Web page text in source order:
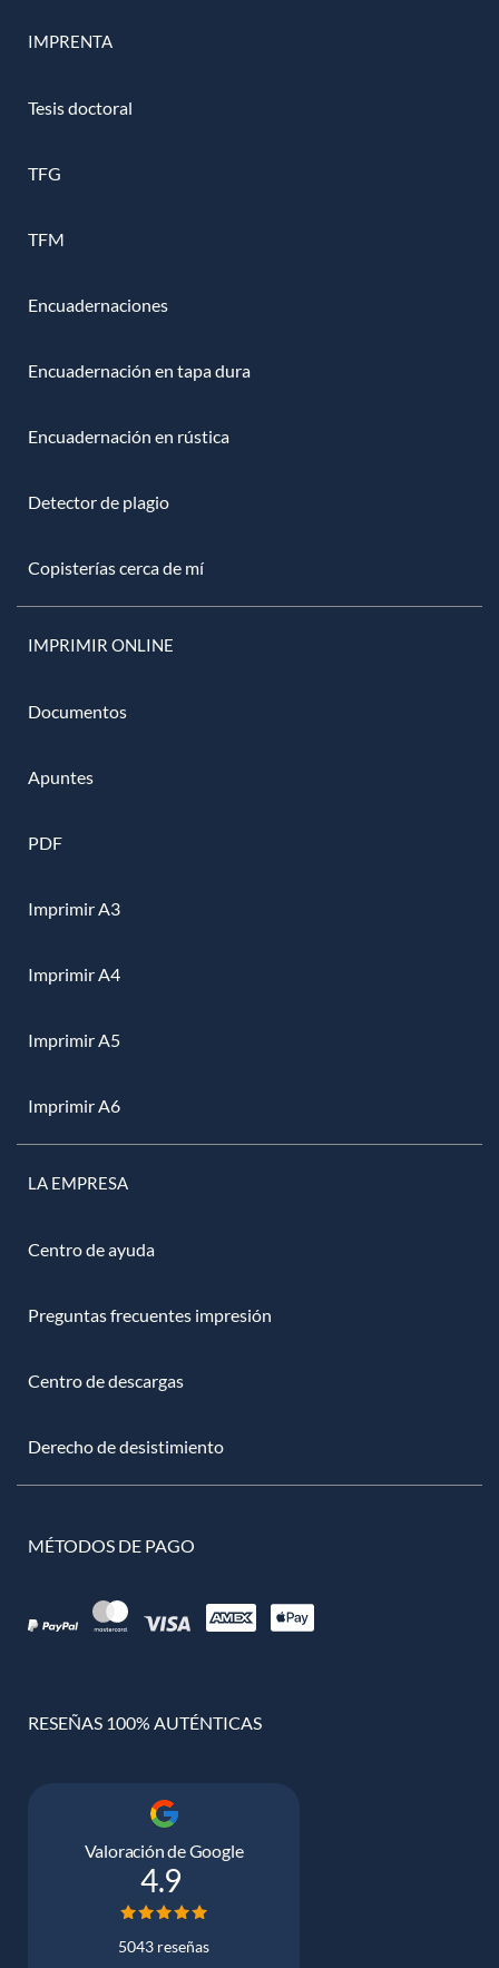
IMPRENTA
Tesis doctoral
TFG
TFM
Encuadernaciones
Encuadernación en tapa dura
Encuadernación en rústica
Detector de plagio
Copisterías cerca de mí
IMPRIMIR ONLINE
Documentos
Apuntes
PDF
Imprimir A3
Imprimir A4
Imprimir A5
Imprimir A6
LA EMPRESA
Centro de ayuda
Preguntas frecuentes impresión
Centro de descargas
Derecho de desistimiento
MÉTODOS DE PAGO
RESEÑAS 100% AUTÉNTICAS
Valoración de Google
4.9
5043 reseñas